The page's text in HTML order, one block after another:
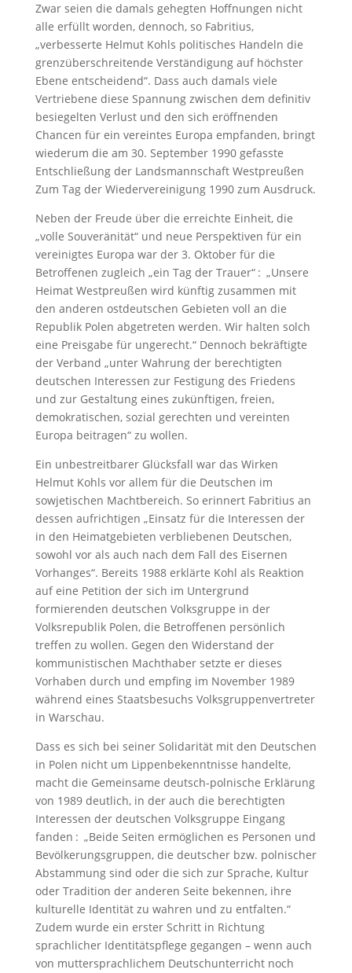
Zwar seien die damals gehegten Hoffnungen nicht
alle erfüllt worden, dennoch, so Fabritius,
„verbesserte Helmut Kohls politisches Handeln die
grenzüberschreitende Verständigung auf höchster
Ebene entscheidend“. Dass auch damals viele
Vertriebene diese Spannung zwischen dem definitiv
besiegelten Verlust und den sich eröffnenden
Chancen für ein vereintes Europa empfanden, bringt
wiederum die am 30. September 1990 gefasste
Entschließung der Landsmannschaft Westpreußen
Zum Tag der Wiedervereinigung 1990 zum Ausdruck.
Neben der Freude über die erreichte Einheit, die
„volle Souveränität“ und neue Perspektiven für ein
vereinigtes Europa war der 3. Oktober für die
Betroffenen zugleich „ein Tag der Trauer“ : „Unsere
Heimat Westpreußen wird künftig zusammen mit
den anderen ostdeutschen Gebieten voll an die
Republik Polen abgetreten werden. Wir halten solch
eine Preisgabe für ungerecht.“ Dennoch bekräftigte
der Verband „unter Wahrung der berechtigten
deutschen Interessen zur Festigung des Friedens
und zur Gestaltung eines zukünftigen, freien,
demokratischen, sozial gerechten und vereinten
Europa beitragen“ zu wollen.
Ein unbestreitbarer Glücksfall war das Wirken
Helmut Kohls vor allem für die Deutschen im
sowjetischen Machtbereich. So erinnert Fabritius an
dessen aufrichtigen „Einsatz für die Interessen der
in den Heimatgebieten verbliebenen Deutschen,
sowohl vor als auch nach dem Fall des Eisernen
Vorhanges“. Bereits 1988 erklärte Kohl als Reaktion
auf eine Petition der sich im Untergrund
formierenden deutschen Volksgruppe in der
Volksrepublik Polen, die Betroffenen persönlich
treffen zu wollen. Gegen den Widerstand der
kommunistischen Machthaber setzte er dieses
Vorhaben durch und empfing im November 1989
während ­eines Staatsbesuchs Volksgruppenvertreter
in Warschau.
Dass es sich bei seiner Solidarität mit den Deutschen
in Polen nicht um Lippenbekenntnisse handelte,
macht die Gemeinsame deutsch-polnische Erklärung
von 1989 deutlich, in der auch die berechtigten
Interessen der deutschen Volksgruppe Eingang
fanden : „Beide Seiten ermöglichen es Personen und
Bevölkerungsgruppen, die deutscher bzw. polnischer
Abstammung sind oder die sich zur Sprache, Kultur
oder Tradition der anderen Seite bekennen, ihre
kulturelle Identität zu wahren und zu entfalten.“
Zudem wurde ein erster Schritt in Richtung
sprachlicher Identitätspflege gegangen – wenn auch
von muttersprachlichem Deutschunterricht noch